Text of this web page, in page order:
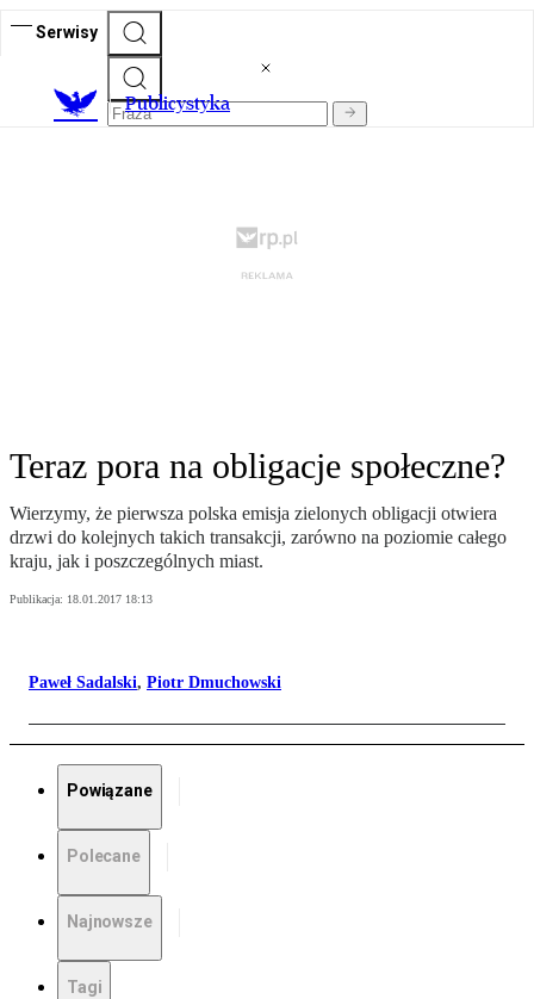
Serwisy
Publicystyka
Teraz pora na obligacje społeczne?
Wierzymy, że pierwsza polska emisja zielonych obligacji otwiera
drzwi do kolejnych takich transakcji, zarówno na poziomie całego
kraju, jak i poszczególnych miast.
Publikacja: 18.01.2017 18:13
Paweł Sadalski, Piotr Dmuchowski
Powiązane
Polecane
Najnowsze
Tagi